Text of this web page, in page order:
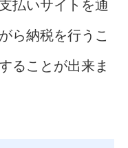
払いサイトを通
ら納税を行うこ
ることが出来ま